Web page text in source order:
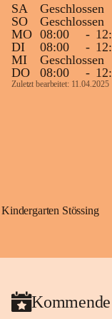
SA
Geschlossen
SO
Geschlossen
MO 08:00 -
DI
08:00 -
MI
Geschlossen
DO
08:00 -
Zuletzt bearbeitet: 11.04.2025
Kindergarten Stössing